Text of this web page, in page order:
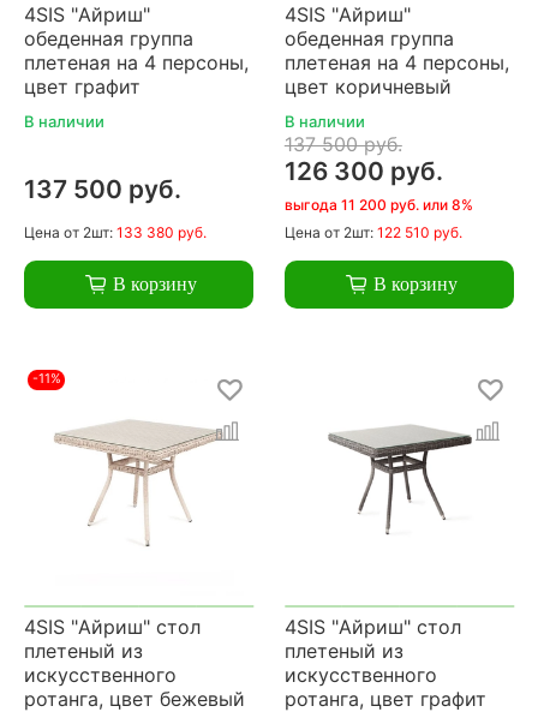
4SIS "Айриш"
обеденная группа
плетеная на 4 персоны,
цвет графит
В наличии
137 500 руб.
Цена от 2шт: 133 380 руб.
В корзину
4SIS "Айриш"
обеденная группа
плетеная на 4 персоны,
цвет коричневый
В наличии
137 500 руб.
126 300 руб.
выгода 11 200 руб. или 8%
Цена от 2шт: 122 510 руб.
В корзину
-11%
4SIS "Айриш" стол
плетеный из
искусственного
ротанга, цвет бежевый
4SIS "Айриш" стол
плетеный из
искусственного
ротанга, цвет графит